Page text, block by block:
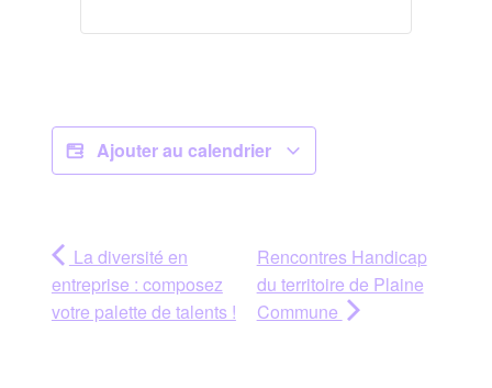
Ajouter au calendrier
La diversité en
entreprise : composez
votre palette de talents !
Rencontres Handicap
du territoire de Plaine
Commune